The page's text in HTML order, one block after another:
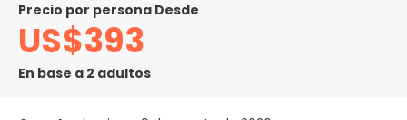
precio por persona Desde
US$393
En base a 2 adultos